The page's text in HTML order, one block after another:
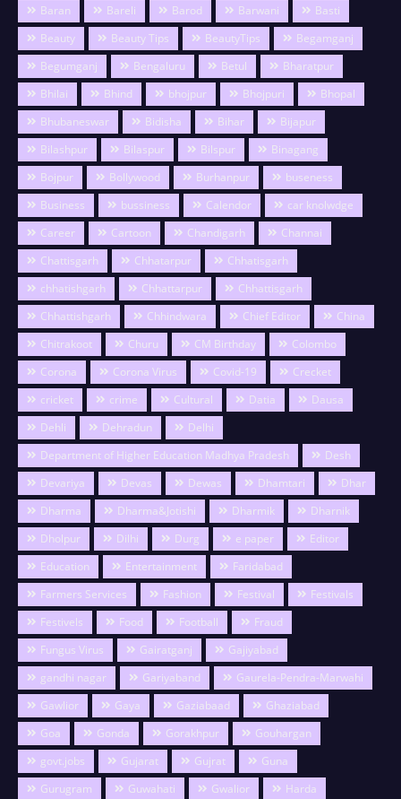
Baran
Bareli Barod Barwani
Basti
Beauty
Beauty Tips BeautyTips
Begamganj
Begumganj
Bengaluru Betul
Bharatpur
Bhilai
Bhind bhojpur Bhojpuri
Bhopal
Bhubaneswar
Bidisha Bihar
Bijapur
Bilashpur
Bilaspur Bilspur
Binagang
Bojpur
Bollywood Burhanpur
buseness
Business
bussiness Calendor
car knolwdge
Career
Cartoon Chandigarh
Channai
Chattisgarh
Chhatarpur
Chhatisgarh
chhatishgarh
Chhattarpur
Chhattisgarh
Chhattishgarh
Chhindwara Chief Editor
China
Chitrakoot
Churu CM Birthday
Colombo
Corona
Corona Virus Covid-19
Crecket
cricket
crime Cultural Datia
Dausa
Dehli
Dehradun
Delhi
Department of Higher Education Madhya Pradesh
Desh
Devariya
Devas Dewas Dhamtari
Dhar
Dharma
Dharma&Jotishi Dharmik
Dharnik
Dholpur
Dilhi Durg e paper
Editor
Education
Entertainment
Faridabad
Farmers Services
Fashion Festival
Festivals
Festivels
Food Football
Fraud
Fungus Virus
Gairatganj
Gajiyabad
gandhi nagar
Gariyaband
Gaurela-Pendra-Marwahi
Gawlior
Gaya Gaziabaad
Ghaziabad
Goa
Gonda Gorakhpur
Gouhargan
govt.jobs
Gujarat Gujrat
Guna
Gurugram
Guwahati Gwalior
Harda